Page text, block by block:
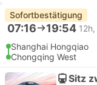
Sofortbestätigung
07:16 19:54
Shanghai Hongqiao
Chongqing West
Sitz